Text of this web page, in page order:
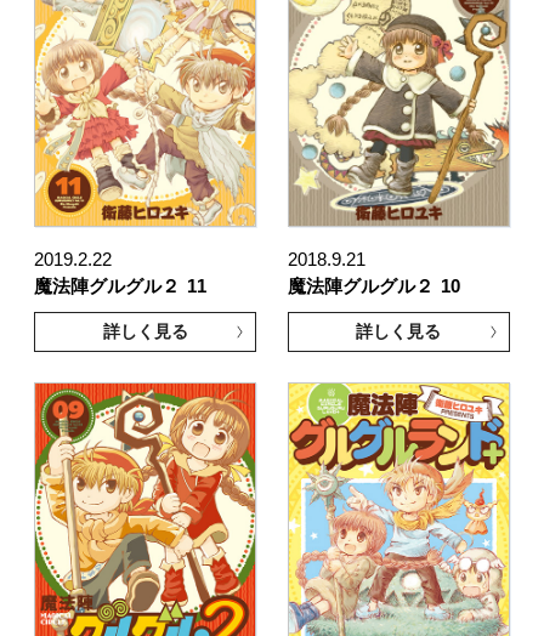
2019.2.22
魔法陣グルグル２
11
詳しく見る
2018.9.21
魔法陣グルグル２
10
詳しく見る